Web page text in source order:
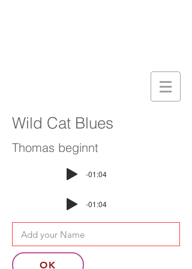
Wild Cat Blues
Thomas beginnt
-01:04
-01:04
OK